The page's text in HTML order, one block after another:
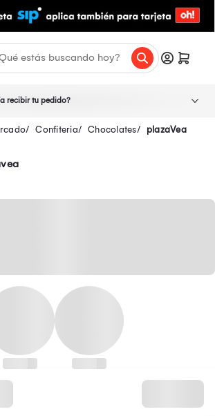
recibir tu pedido?
Confiteria Chocolates plazaVea